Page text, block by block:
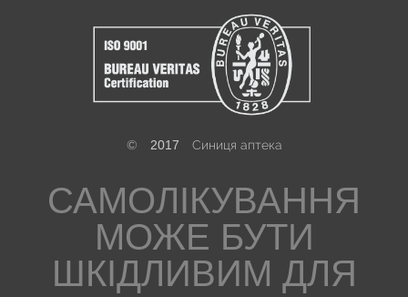
© 2017 Синиця аптека
САМОЛІКУВАННЯ
МОЖЕ БУТИ
ШКІДЛИВИМ ДЛЯ